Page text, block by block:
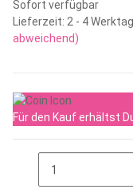
Sofort verfügbar
Lieferzeit: 2 - 4
abweichend)
Für den Kauf erhältst